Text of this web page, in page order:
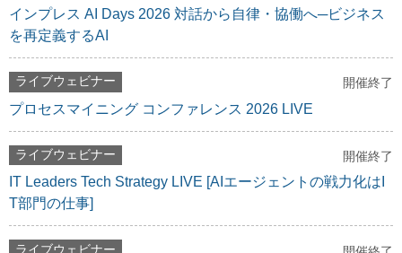
インプレス AI Days 2026 対話から自律・協働へ─ビジネス
を再定義するAI
ライブウェビナー 開催終了
プロセスマイニング コンファレンス 2026 LIVE
ライブウェビナー 開催終了
IT Leaders Tech Strategy LIVE [AIエージェントの戦力化はI
T部門の仕事]
ライブウェビナー